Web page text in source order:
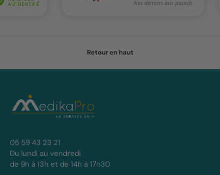
Retour en haut
05 59 43 23 21
Du lundi au vendredi
de 9h à 13h et de 14h à 17h30